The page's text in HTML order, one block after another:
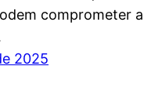
comprometer a
2025